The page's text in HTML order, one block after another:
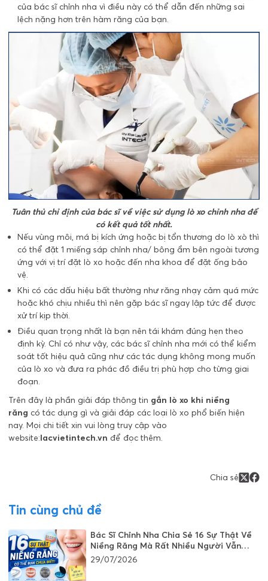
của bác sĩ chỉnh nha vì điều này có thể dẫn đến những sai
lệch nặng hơn trên hàm răng của bạn.
Tuân thủ chỉ định của bác sĩ về việc sử dụng lò xo chỉnh nha để
có kết quả tốt nhất.
Nếu vùng môi, má bị kích ứng hoặc bị tổn thương do lò xò thì
có thể đặt 1 miếng sáp chỉnh nha/ bông ẩm bên ngoài tương
ứng với vị trí đặt lò xo hoặc đến nha khoa để đặt ống bảo
vệ.
Khi có các dấu hiệu bất thường như răng nhạy cảm quá mức
hoặc khó chịu nhiều thì nên gặp bác sĩ ngay lập tức để được
xử trí kịp thời.
Điều quan trọng nhất là bạn nên tái khám đúng hẹn theo
định kỳ. Chỉ có như vậy, các bác sĩ chỉnh nha mới có thể kiểm
soát tốt hiệu quả cũng như các tác dụng không mong muốn
của lò xo và đưa ra phác đồ điều trị phù hợp cho từng giai
đoạn.
Trên đây là phần giải đáp thông tin gắn lò xo khi niềng
răng có tác dụng gì và giải đáp các loại lò xo phổ biến hiện
nay. Mọi chi tiết xin vui lòng truy cập vào
website:lacvietintech.vn để đọc thêm.
Chia sẻ
Tin cùng chủ đề
Bác Sĩ Chỉnh Nha Chia Sẻ 16 Sự Thật Về
Niềng Răng Mà Rất Nhiều Người Vẫn
Đang Hiểu Sai
29/07/2026